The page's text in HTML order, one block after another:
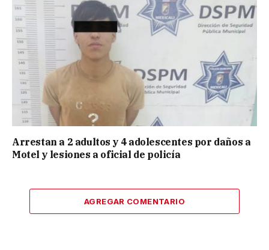
Arrestan a 2 adultos y 4 adolescentes por daños a
Motel y lesiones a oficial de policía
AGREGAR COMENTARIO